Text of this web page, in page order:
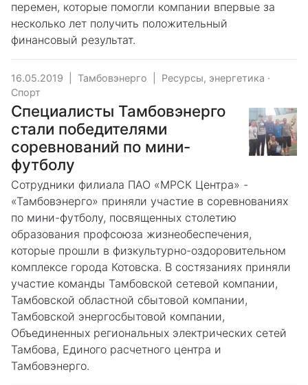
перемен, которые помогли компании впервые за
несколько лет получить положительный
финансовый результат.
16.05.2019 Тамбовэнерго Ресурсы, энергетика ·
Спорт
Специалисты Тамбовэнерго
стали победителями
соревнований по мини-
футболу
Сотрудники филиала ПАО «МРСК Центра» -
«Тамбовэнерго» приняли участие в соревнованиях
по мини-футболу, посвященных столетию
образования профсоюза жизнеобеспечения,
которые прошли в физкультурно-оздоровительном
комплексе города Котовска. В состязаниях приняли
участие команды Тамбовской сетевой компании,
Тамбовской областной сбытовой компании,
Тамбовской энергосбытовой компании,
Объединенных региональных электрических сетей
Тамбова, Единого расчетного центра и
Тамбовэнерго.